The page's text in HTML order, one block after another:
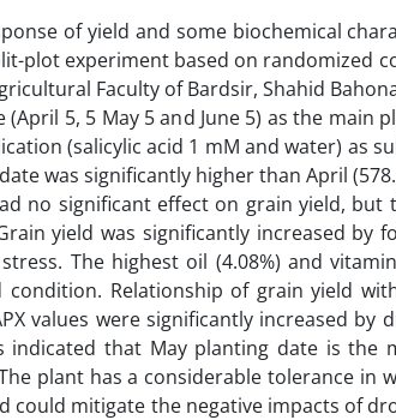
of yield and some biochemical
plot experiment based on randomized
Faculty of Bardsir, Shahid
5, 5 May 5 and June 5) as the main
(salicylic acid 1 mM and water) as
was significantly higher than April
no significant effect on grain yield, but
yield was significantly increased by
The highest oil (4.08%) and
Relationship of grain yield
values were significantly increased by
indicated that May planting date is the
plant has a considerable tolerance in
could mitigate the negative impacts of